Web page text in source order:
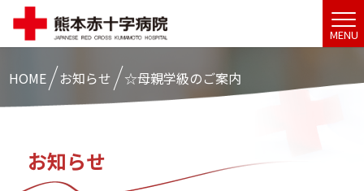
MENU
HOME お知らせ ☆母親学級のご案内
お知らせ